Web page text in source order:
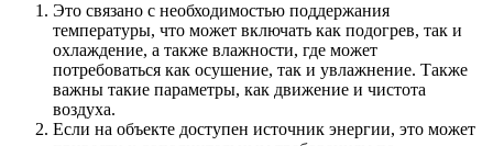
Это связано с необходимостью поддержания
температуры, что может включать как подогрев, так и
охлаждение, а также влажности, где может
потребоваться как осушение, так и увлажнение. Также
важны такие параметры, как движение и чистота
воздуха.
Если на объекте доступен источник энергии, это может